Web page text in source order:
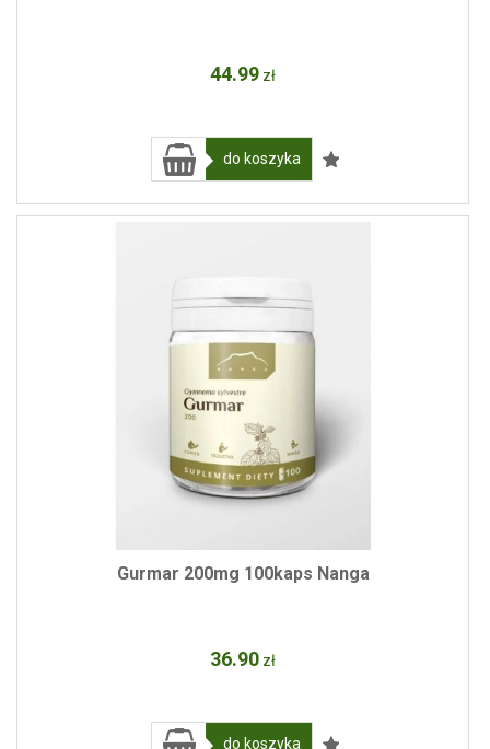
44.99 zł
do koszyka
Gurmar 200mg 100kaps Nanga
36.90 zł
do koszyka